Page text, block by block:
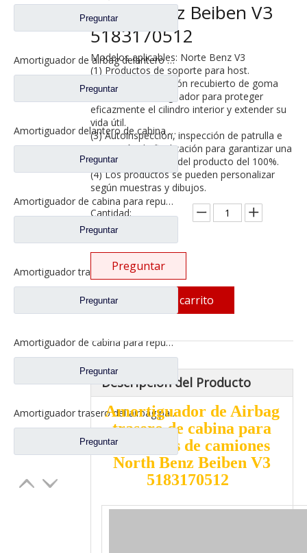
Preguntar
Amortiguador de airbag delantero de cabina para repuestos de camiones North Benz Beiben V3et 8818900005
Preguntar
Amortiguador delantero de cabina para repuestos de camiones North Benz Beiben V3 5188910305
Preguntar
Amortiguador de cabina para repuestos de camiones North Benz Beiben 0008912205-6048
Preguntar
Preguntar
Amortiguador de cabina para repuestos de camiones North Benz 5008900019
Preguntar
Amortiguador trasero del airbag para los recambios 5183170512 del camión del Benz del norte
Preguntar
North Benz Beiben V3
5183170512
Modelos aplicables: Norte Benz V3
(1) Productos de soporte para host.
(2) Se utiliza un pistón recubierto de goma
dentro del amortiguador para proteger
eficazmente el cilindro interior y extender su
vida útil.
(3) Autoinspección, inspección de patrulla e
inspección de finalización para garantizar una
tasa de calificación del producto del 100%.
(4) Los productos se pueden personalizar
según muestras y dibujos.
Cantidad:
Preguntar
Añadir al carrito
Descripción del Producto
Amortiguador de Airbag
trasero de cabina para
repuestos de camiones
North Benz Beiben V3
5183170512